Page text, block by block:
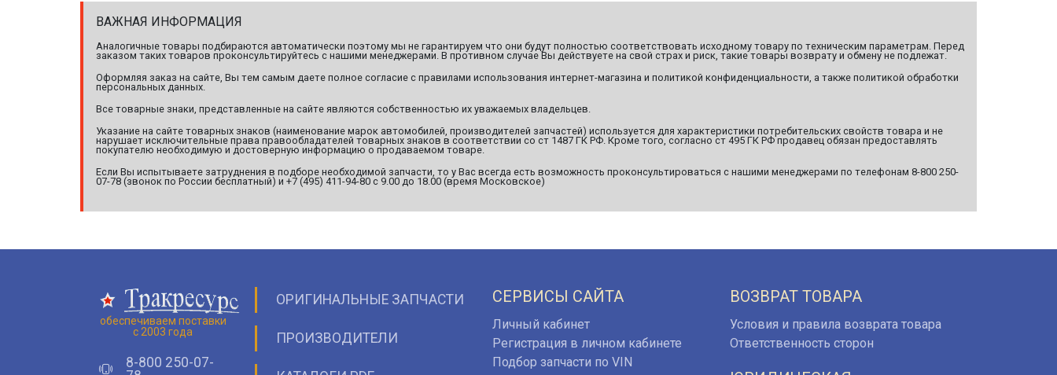
ВАЖНАЯ ИНФОРМАЦИЯ
Аналогичные товары подбираются автоматически поэтому мы не гарантируем что они будут полностью соответствовать исходному товару по техническим параметрам. Перед
заказом таких товаров проконсультируйтесь с нашими менеджерами. В противном случае Вы действуете на свой страх и риск, такие товары возврату и обмену не подлежат.
Оформляя заказ на сайте, Вы тем самым даете полное согласие с правилами использования интернет-магазина и политикой конфиденциальности, а также политикой обработки
персональных данных.
Все товарные знаки, представленные на сайте являются собственностью их уважаемых владельцев.
Указание на сайте товарных знаков (наименование марок автомобилей, производителей запчастей) используется для характеристики потребительских свойств товара и не
нарушает исключительные права правообладателей товарных знаков в соответствии со ст 1487 ГК РФ. Кроме того, согласно ст 495 ГК РФ продавец обязан предоставлять
покупателю необходимую и достоверную информацию о продаваемом товаре.
Если Вы испытываете затруднения в подборе необходимой запчасти, то у Вас всегда есть возможность проконсультироваться с нашими менеджерами по телефонам 8-800 250-
07-78 (звонок по России бесплатный) и +7 (495) 411-94-80 с 9.00 до 18.00 (время Московское)
обеспечиваем поставки
с 2003 года
8-800 250-07-
ОРИГИНАЛЬНЫЕ ЗАПЧАСТИ
ПРОИЗВОДИТЕЛИ
СЕРВИСЫ САЙТА
Личный кабинет
Регистрация в личном кабинете
Подбор запчасти по VIN
ВОЗВРАТ ТОВАРА
Условия и правила возврата товара
Ответственность сторон